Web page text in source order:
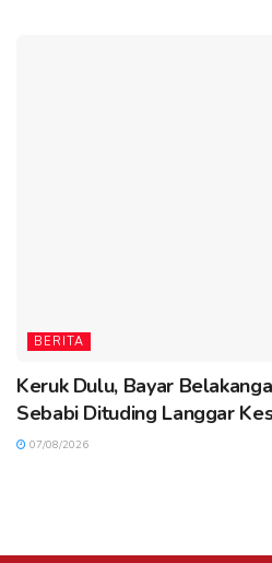
BERITA
Keruk Dulu, Bayar
Sebabi Dituding Langgar
07/08/2026